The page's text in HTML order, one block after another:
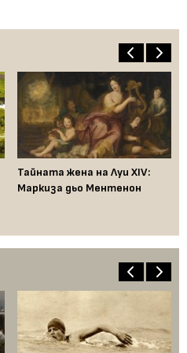
Тайната жена на Луи XIV:
Маркиза дьо Ментенон